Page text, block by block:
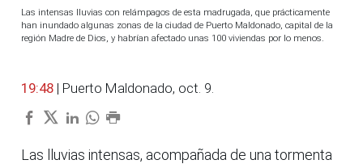
Las intensas lluvias con relámpagos de esta madrugada, que prácticamente
han inundado algunas zonas de la ciudad de Puerto Maldonado, capital de la
región Madre de Dios, y habrían afectado unas 100 viviendas por lo menos.
19:48 | Puerto Maldonado, oct. 9.
Las lluvias intensas, acompañada de una tormenta